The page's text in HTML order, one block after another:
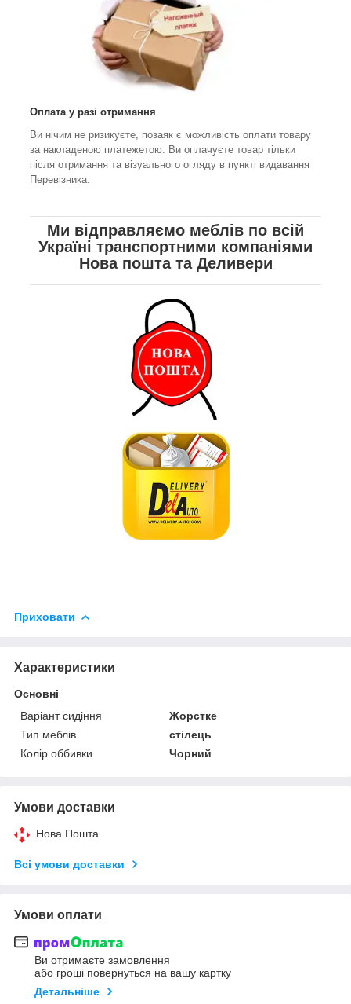
Оплата у разі отримання
Ви нічим не ризикуєте, позаяк є можливість оплати товару
за накладеною платежетою. Ви оплачуєте товар тільки
після отримання та візуального огляду в пункті видавання
Перевізника.
Ми відправляємо меблів по всій
Україні транспортними компаніями
Нова пошта та Деливери
Приховати
Характеристики
Основні
Варіант сидіння
Жорстке
Тип меблів
стілець
Колір оббивки
Чорний
Умови доставки
Нова Пошта
Всі умови доставки
Умови оплати
Ви отримаєте замовлення
або гроші повернуться на вашу картку
Детальніше